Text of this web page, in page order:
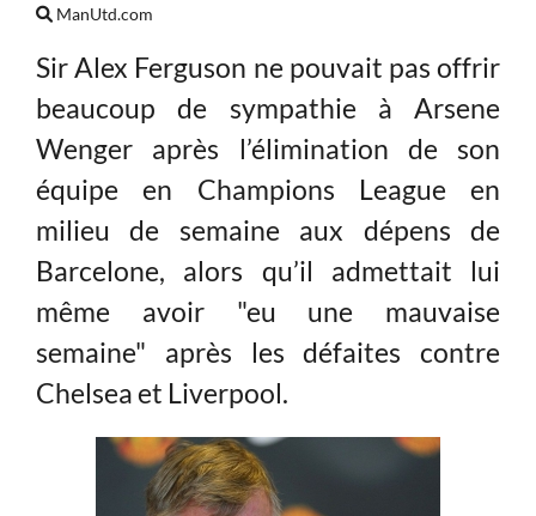
ManUtd.com
Sir Alex Ferguson ne pouvait pas offrir
beaucoup de sympathie à Arsene
Wenger après l’élimination de son
équipe en Champions League en
milieu de semaine aux dépens de
Barcelone, alors qu’il admettait lui
même avoir "eu une mauvaise
semaine" après les défaites contre
Chelsea et Liverpool.